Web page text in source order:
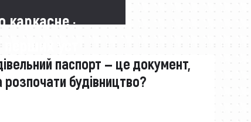
каркасне ·
паспорт — це документ,
будівництво?